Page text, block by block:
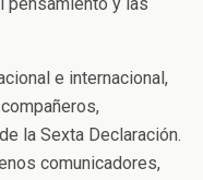
e internacional,
la Sexta Declaración.
comunicadores,